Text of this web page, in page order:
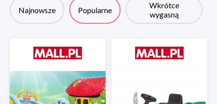
Najnowsze Popularne
Wkrótce
wygasną